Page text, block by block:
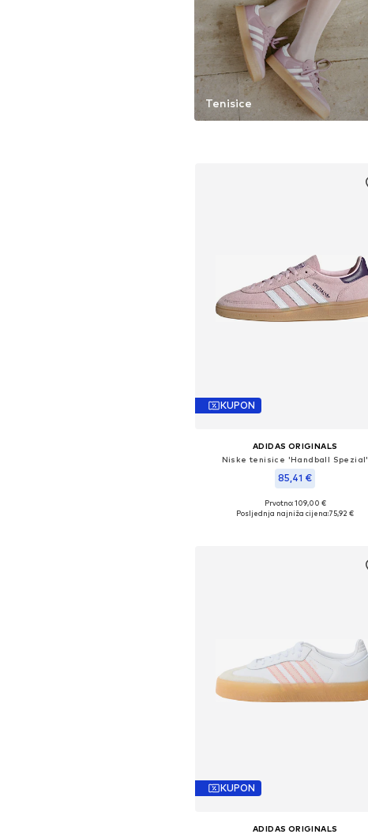
Tenisice
KUPON
ADIDAS ORIGINALS
Niske tenisice 'Handball Spezial'
85,41 €
Dostupno u više veličina
Prvotno: 109,00 €
Posljednja najniža cijena:75,92 €
KUPON
ADIDAS ORIGINALS